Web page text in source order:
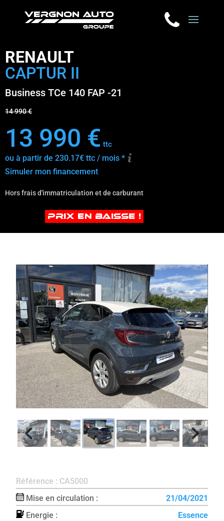
RENAULT
CAPTUR II
Business TCe 140 FAP -21
14 990 €
13 990 € ttc
ou à partir de 230.17€ ttc / mois *
Simuler mon financement
Hors frais d'immatriculation et de carburant
PRIX EN BAISSE !
Référence : CA5000
Mise en circulation :
21/04/2021
Energie :
Essence